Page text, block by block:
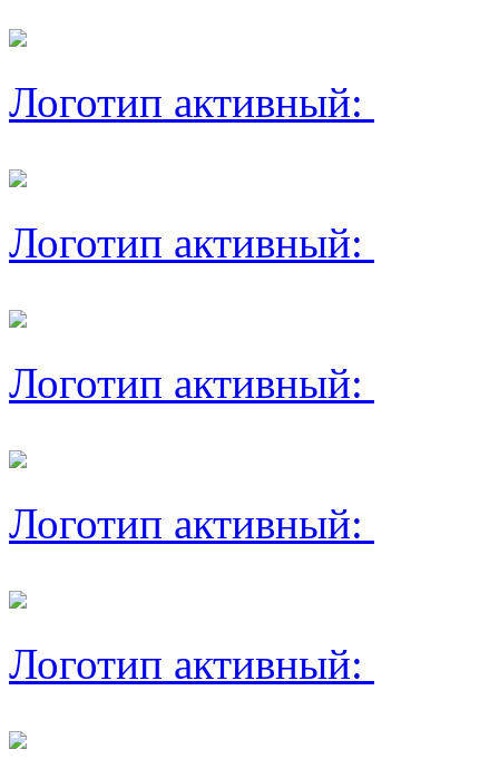
Логотип активный:
Логотип активный:
Логотип активный:
Логотип активный:
Логотип активный: